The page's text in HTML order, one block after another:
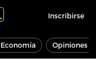
Inscribirse
Economía Opiniones